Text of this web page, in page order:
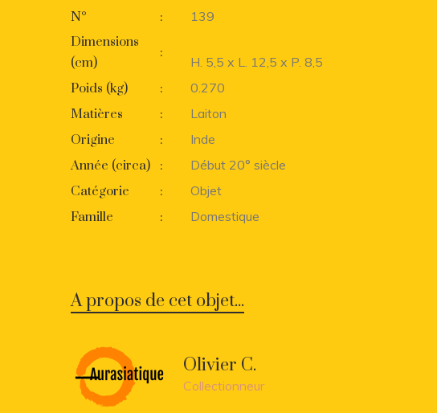
N° :
139
Dimensions
(cm)
:
H. 5,5 x L. 12,5 x P. 8,5
Poids (kg)
:
0.270
Matières
:
Laiton
Origine
:
Inde
Année (circa)
:
Début 20° siècle
Catégorie
:
Objet
Famille
: Domestique
A propos de cet objet...
Olivier C.
Collectionneur